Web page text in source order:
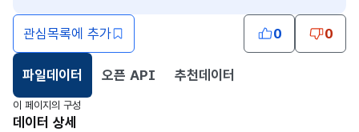
관심목록에 추가 0 0
파일데이터
선택됨
오픈 API 추천데이터
이 페이지의 구성
데이터 상세